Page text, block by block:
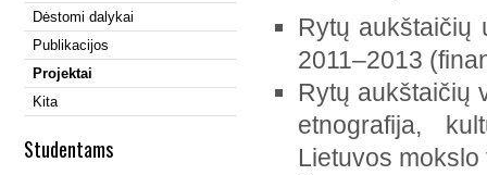
Dėstomi dalykai
Publikacijos
Projektai
Kita
Studentams
Rytų aukštaičių
2011–2013
Rytų aukštaičių
etnografija,
Lietuvos mokslo